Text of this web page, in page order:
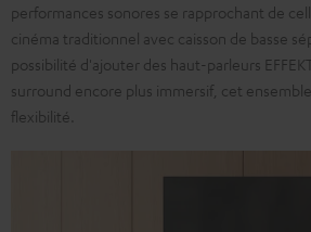
performances sonores se rapprochant de
cinéma traditionnel avec caisson de basse
possibilité d'ajouter des haut-parleurs
surround encore plus immersif, cet
flexibilité.